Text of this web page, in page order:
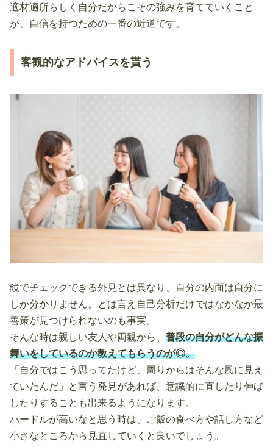
適材適所らしく自分だからこその強みを育てていくこと
が、自信を持つための一番の近道です。
客観的なアドバイスを貰う
鏡でチェックできる外見とは異なり、自分の内面は自分に
しか分かりません。とは言え自己分析だけではなかなか最
善策が見つけられないのも事実。
そんな時は親しい友人や両親から、 普段の自分がどんな振
舞いをしているのか教えてもらうのが◎。
「自分ではこう思ってたけど、周りからはそんな風に見え
ていたんだ」と言う発見があれば、意識的に直したり伸ば
したりすることも出来るようになります。
ハードルが高いなと思う時は、ご飯の食べ方や話し方など
小さなところから見直していくと良いでしょう。